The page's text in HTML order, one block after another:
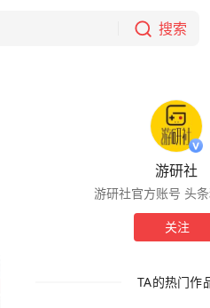
搜索
游研社
游研社官方账号 头
关注
TA的热门作